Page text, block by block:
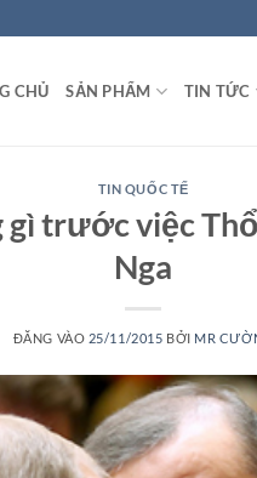
CHỦ SẢN PHẨM TIN TỨC
TIN QUỐC TẾ
gì trước việc
Nga
ĐĂNG VÀO 25/11/2015 BỞI MR